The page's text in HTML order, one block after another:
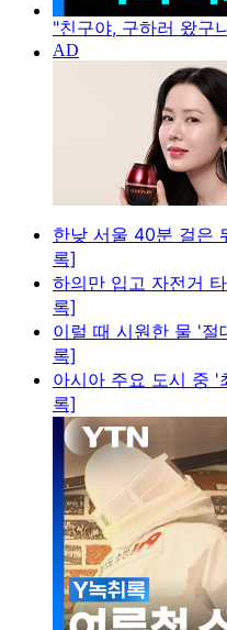
"친구야, 구하러 왔구
한낮 서울 40분 걸은
록]
하의만 입고 자전거
록]
이럴 때 시원한 물 '절
록]
아시아 주요 도시 중 '
록]